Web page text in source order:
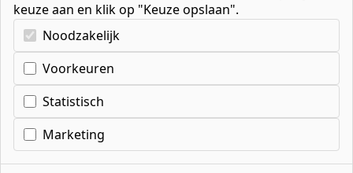
Inschrijven wachtlijst
meeloopdag ICT
system engineer
keuze aan en klik op "Keuze opslaan".
Kies uw cookie-voorkeuren
Noodzakelijk
Voorkeuren
Statistisch
Marketing